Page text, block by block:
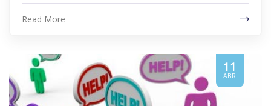
Read More
11
ABR